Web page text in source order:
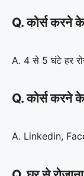
Q. कोर्स करने
A. 4 से 5 घंटे हर
Q. कोर्स करने
A. Linkedin,